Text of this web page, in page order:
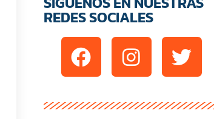
REDES SOCIALES